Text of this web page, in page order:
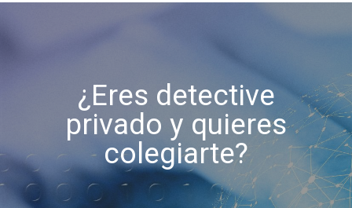
¿Eres detective
privado y quieres
colegiarte?